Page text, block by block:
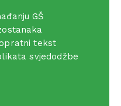
GŠ
tekst
svjedodžbe